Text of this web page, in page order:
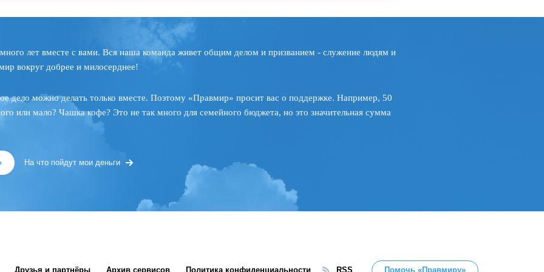
лет вместе с вами. Вся наша команда живет общим делом и призванием - служение людям и
вокруг добрее и милосерднее!
дело можно делать только вместе. Поэтому «Правмир» просит вас о поддержке. Например, 50
или мало? Чашка кофе? Это не так много для семейного бюджета, но это значительная сумма
На что пойдут мои деньги
Друзья и партнёры Архив сервисов Политика конфиденциальности RSS Помочь «Правмиру»